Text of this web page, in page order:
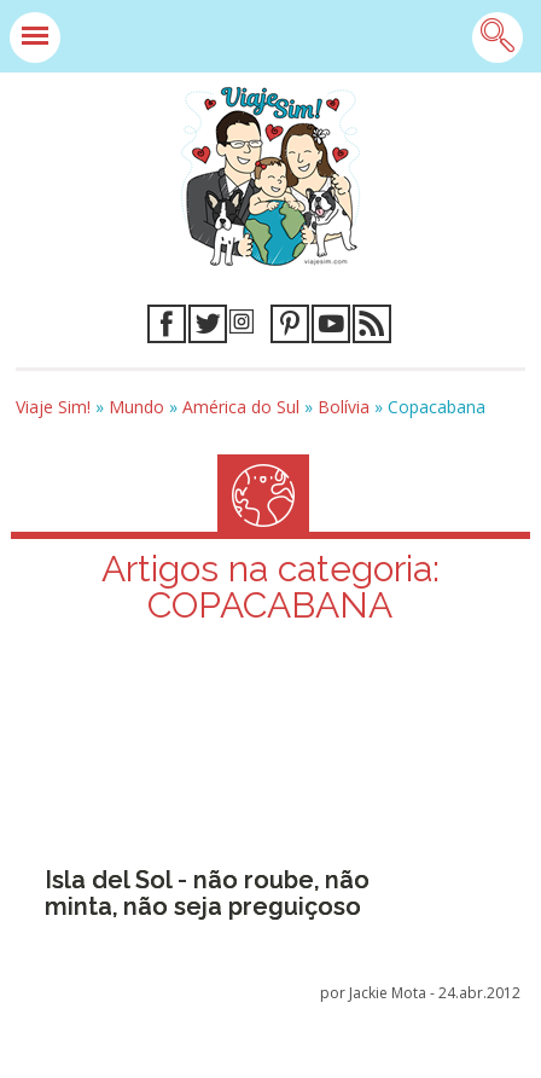
Viaje Sim! » Mundo »América do Sul » Bolívia »Copacabana
Artigos na categoria:
COPACABANA
Isla del Sol - não roube, não
minta, não seja preguiçoso
por Jackie Mota -24.abr.2012